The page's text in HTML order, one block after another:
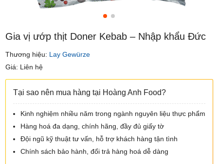
Gia vị ướp thịt Doner Kebab – Nhập khẩu Đức
Thương hiệu: Lay Gewürze
Giá: Liên hệ
Tại sao nên mua hàng tại Hoàng Anh Food?
Kinh nghiệm nhiều năm trong ngành nguyên liệu thực phẩm
Hàng hoá đa dạng, chính hãng, đầy đủ giấy tờ
Đội ngũ kỹ thuật tư vấn, hỗ trợ khách hàng tận tình
Chính sách bảo hành, đổi trả hàng hoá dễ dàng